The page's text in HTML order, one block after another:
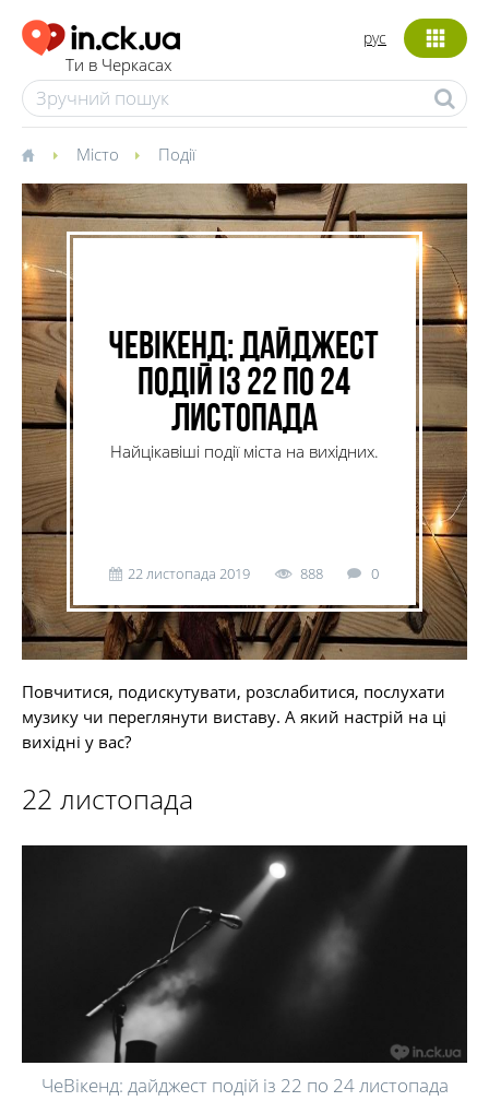
Ти в Черкасах
рус
Місто Події
ЧеВікенд: дайджест
подій із 22 по 24
листопада
Найцікавіші події міста на вихідних.
22 листопада 2019 888 0
Повчитися, подискутувати, розслабитися, послухати
музику чи переглянути виставу. А який настрій на ці
вихідні у вас?
22 листопада
ЧеВікенд: дайджест подій із 22 по 24 листопада